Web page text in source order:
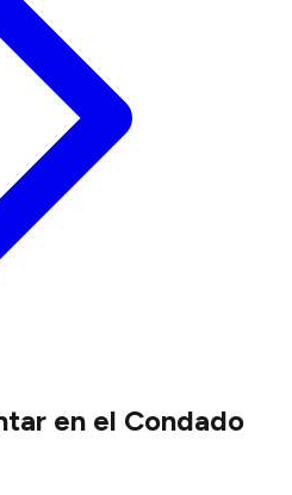
en el Condado